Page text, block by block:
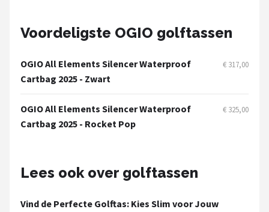
Nivard
Bovista
Skymax
Callaway
Voordeligste OGIO golftassen
OGIO All Elements Silencer Waterproof
Cartbag 2025 - Zwart
€ 317,00
OGIO All Elements Silencer Waterproof
Cartbag 2025 - Rocket Pop
€ 325,00
Lees ook over golftassen
Vind de Perfecte Golftas: Kies Slim voor Jouw